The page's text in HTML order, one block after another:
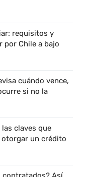
requisitos y
por Chile a bajo
cuándo vence,
si no la
claves que
otorgar un crédito